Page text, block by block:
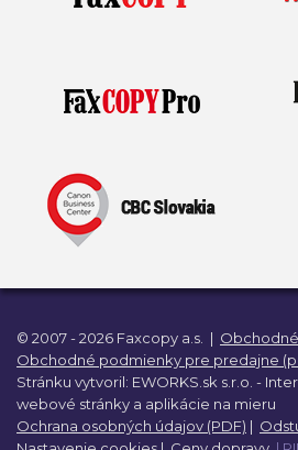
© 2007 - 2026 Faxcopy a.s. |
Obchodné podmienky pre predajne
Stránku vytvoril: EWORKS.sk s.r.o. -
webové stránky a aplikácie na mieru
Ochrana osobných údajov (PDF) |